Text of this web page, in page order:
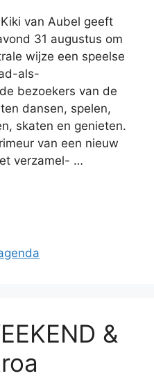
van Aubel geeft
31 augustus om
wijze een speelse
als-
bezoekers van de
dansen, spelen,
skaten en genieten.
van een nieuw
verzamel- …
&